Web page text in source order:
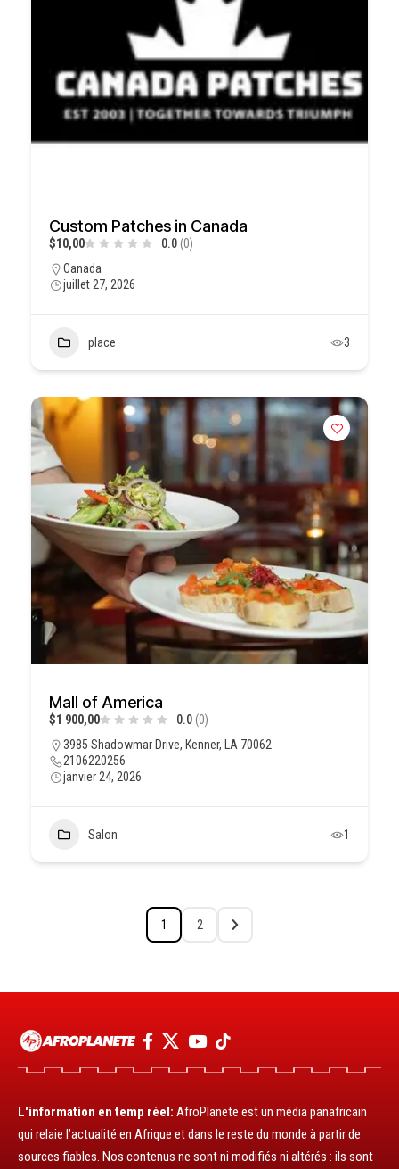
Custom Patches in Canada
$10,00 0.0 (0)
Canada
juillet 27, 2026
place 3
Mall of America
$1 900,00 0.0 (0)
3985 Shadowmar Drive, Kenner, LA 70062
2106220256
janvier 24, 2026
Salon 1
1 2
L'information en temp réel: AfroPlanete est un média panafricain
qui relaie l’actualité en Afrique et dans le reste du monde à partir de
sources fiables. Nos contenus ne sont ni modifiés ni altérés : ils sont